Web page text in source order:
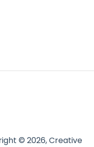
© 2026, Creative